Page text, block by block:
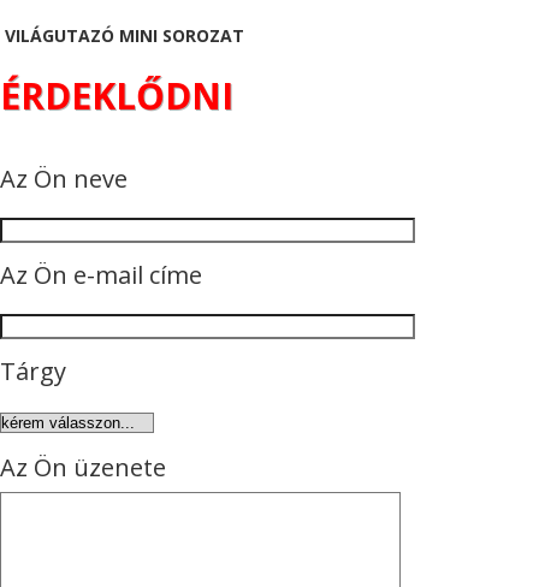
VILÁGUTAZÓ MINI SOROZAT
ÉRDEKLŐDNI
Az Ön neve
Az Ön e-mail címe
Tárgy
Az Ön üzenete